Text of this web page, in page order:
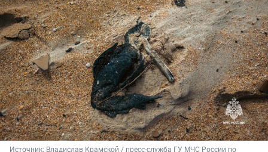
Источник: Владислав Крамской / пресс-служба ГУ МЧС России по